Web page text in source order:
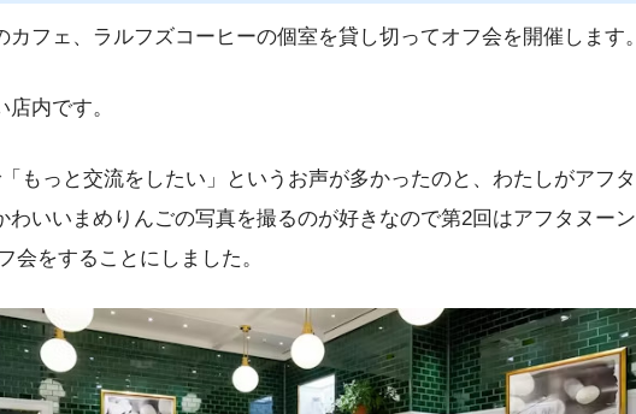
カフェ、ラルフズコーヒーの個室を貸し切ってオフ会を開催します。
内です。
もっと交流をしたい」というお声が多かったのと、わたしがアフ
わいいまめりんごの写真を撮るのが好きなので第2回はアフタヌー
会をすることにしました。